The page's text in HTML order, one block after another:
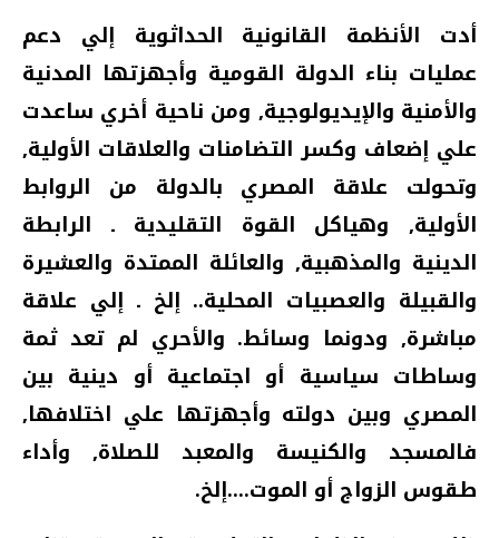
أدت الأنظمة القانونية الحداثوية إلي دعم
عمليات بناء الدولة القومية وأجهزتها المدنية
والأمنية والإيديولوجية‏,‏ ومن ناحية أخري ساعدت
علي إضعاف وكسر التضامنات والعلاقات الأولية‏,‏
وتحولت علاقة المصري بالدولة من الروابط
الأولية‏,‏ وهياكل القوة التقليدية ـ الرابطة
الدينية والمذهبية‏,‏ والعائلة الممتدة والعشيرة
والقبيلة والعصبيات المحلية‏..‏ إلخ ـ إلي علاقة
مباشرة‏,‏ ودونما وسائط‏.‏ والأحري لم تعد ثمة
وساطات سياسية أو اجتماعية أو دينية بين
المصري وبين دولته وأجهزتها علي اختلافها‏,‏
فالمسجد والكنيسة والمعبد للصلاة‏,‏ وأداء
طقوس الزواج أو الموت‏....‏إلخ‏.‏